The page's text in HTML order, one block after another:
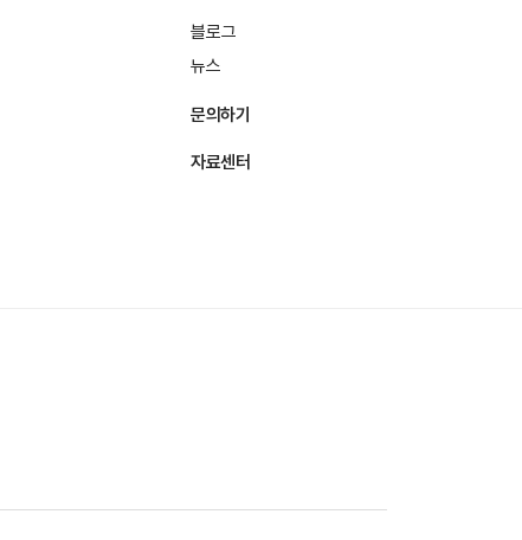
블로그
뉴스
문의하기
자료센터